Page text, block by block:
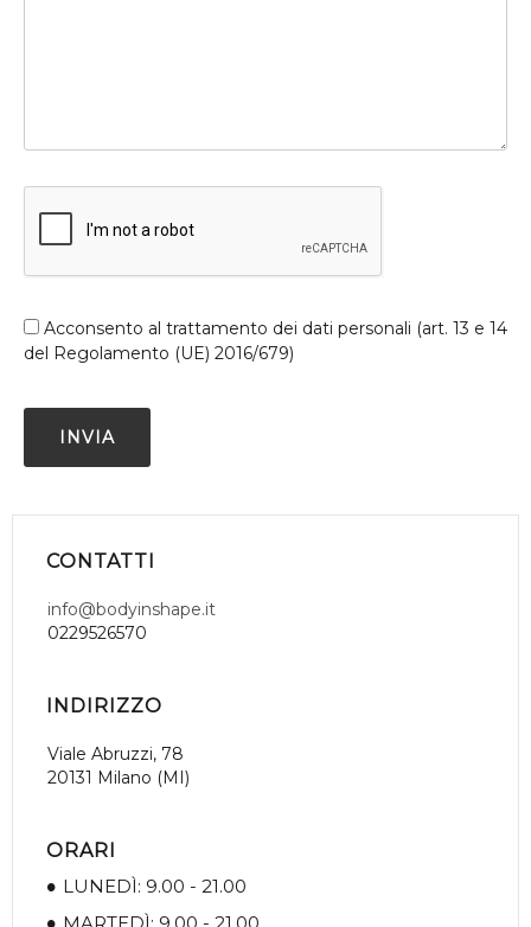
Acconsento al trattamento dei dati personali (art. 13 e 14
del Regolamento (UE) 2016/679)
CONTATTI
info@bodyinshape.it
0229526570
INDIRIZZO
Viale Abruzzi, 78
20131 Milano (MI)
ORARI
LUNEDÌ: 9.00 - 21.00